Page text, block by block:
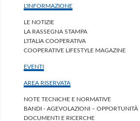
L'INFORMAZIONE
LE NOTIZIE
LA RASSEGNA STAMPA
L'ITALIA COOPERATIVA
COOPERATIVE LIFESTYLE MAGAZINE
EVENTI
AREA RISERVATA
NOTE TECNICHE E NORMATIVE
BANDI - AGEVOLAZIONI – OPPORTUNITÀ
DOCUMENTI E RICERCHE